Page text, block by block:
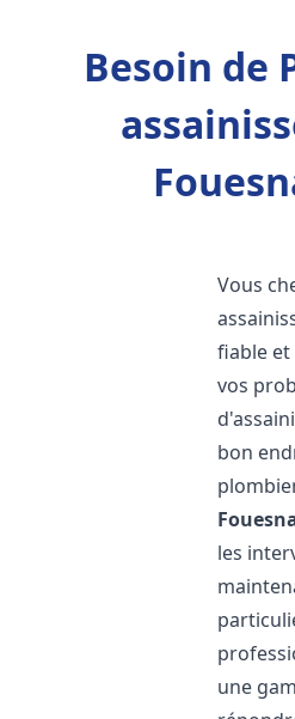
Besoin de
Vous
fiable
vos
bon
les
une